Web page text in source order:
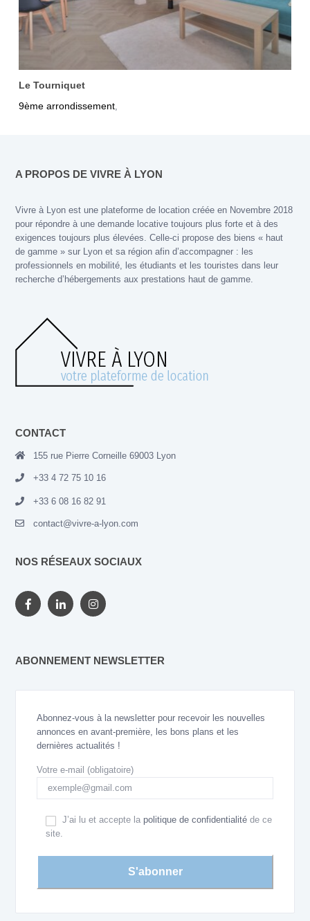
Le Tourniquet
9ème arrondissement
A PROPOS DE VIVRE À LYON
Vivre à Lyon est une plateforme de location créée en Novembre 2018
pour répondre à une demande locative toujours plus forte et à des
exigences toujours plus élevées. Celle-ci propose des biens « haut
de gamme » sur Lyon et sa région afin d’accompagner : les
professionnels en mobilité, les étudiants et les touristes dans leur
recherche d’hébergements aux prestations haut de gamme.
CONTACT
155 rue Pierre Corneille 69003 Lyon
+33 4 72 75 10 16
+33 6 08 16 82 91
contact@vivre-a-lyon.com
NOS RÉSEAUX SOCIAUX
ABONNEMENT NEWSLETTER
Abonnez-vous à la newsletter pour recevoir les nouvelles
annonces en avant-première, les bons plans et les
dernières actualités !
Votre e-mail (obligatoire)
J’ai lu et accepte la politique de confidentialité de ce
site.